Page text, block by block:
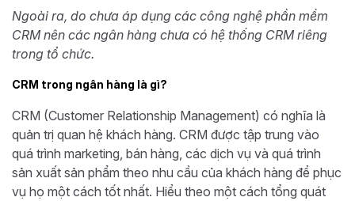
Ngoài ra, do chưa áp dụng các công nghệ phần mềm
CRM nên các ngân hàng chưa có hệ thống CRM riêng
trong tổ chức.
CRM trong ngân hàng là gì?
CRM (Customer Relationship Management) có nghĩa là
quản trị quan hệ khách hàng. CRM được tập trung vào
quá trình marketing, bán hàng, các dịch vụ và quá trình
sản xuất sản phẩm theo nhu cầu của khách hàng để phục
vụ họ một cách tốt nhất. Hiểu theo một cách tổng quát